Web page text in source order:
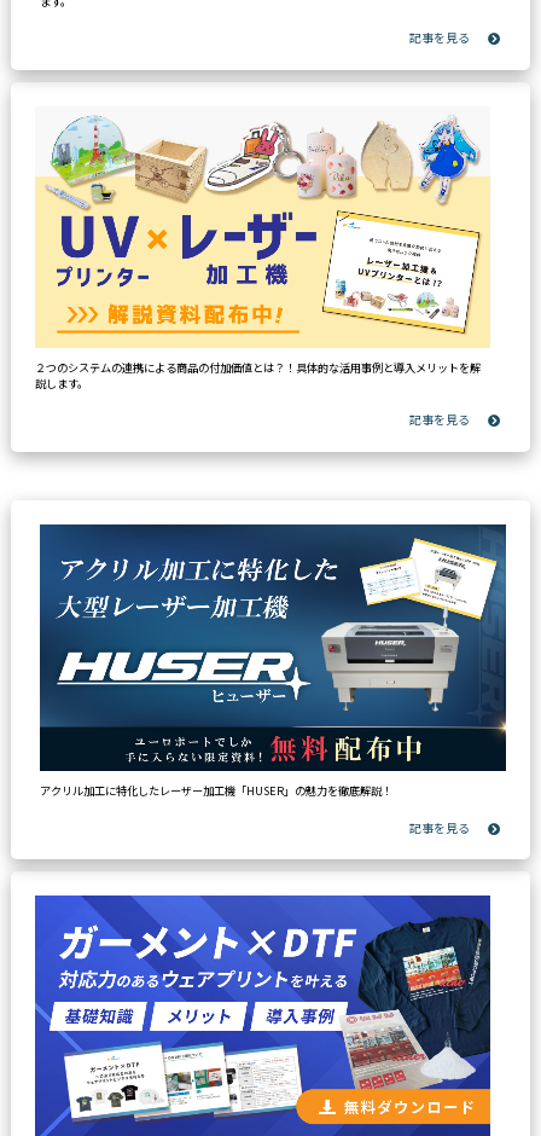
２つのシステムの連携による商品の付加価値とは？！具体的な活用事例と導入メリットを解
説します。
アクリル加工に特化したレーザー加工機「HUSER」の魅力を徹底解説！